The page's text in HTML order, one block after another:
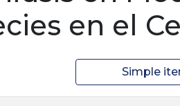
en el
Simple